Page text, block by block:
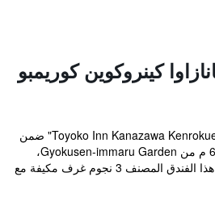
كينروكوين كوريمبو
يقع مكان إقامة "Toyoko Inn Kanazawa Kenrokuen Korimbo" ضمن
2 كم من محطة كانازاوا و600 م من Gyokusen-immaru Garden،
ويوفر غرفاً في كانازاوا. لدى هذا الفندق المصنف 3 نجوم غرف مكيفة مع